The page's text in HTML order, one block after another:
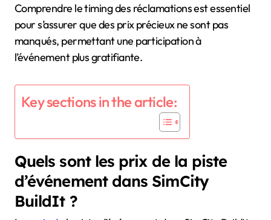
Comprendre le timing des réclamations est essentiel
pour s’assurer que des prix précieux ne sont pas
manqués, permettant une participation à
l’événement plus gratifiante.
Key sections in the article:
Quels sont les prix de la piste
d’événement dans SimCity
BuildIt ?